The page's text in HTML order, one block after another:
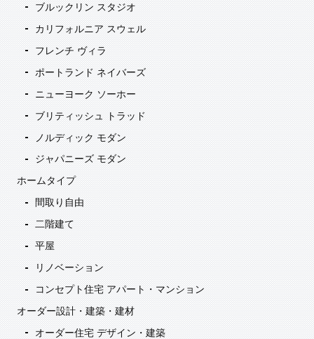
ブルックリン スタジオ
カリフォルニア スウェル
フレンチ ヴィラ
ポートランド ネイバーズ
ニューヨーク ソーホー
ブリティッシュ トラッド
ノルディック モダン
ジャパニーズ モダン
ホームタイプ
間取り自由
二階建て
平屋
リノベーション
コンセプト住宅 アパート・マンション
オーダー設計・建築・建材
オーダー住宅 デザイン・建築